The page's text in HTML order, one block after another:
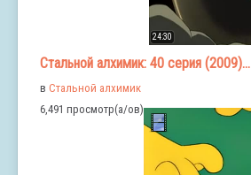
24:30
Стальной алхимик: 40 серия (2009)...
в Стальной алхимик
6,491 просмотр(а/ов)